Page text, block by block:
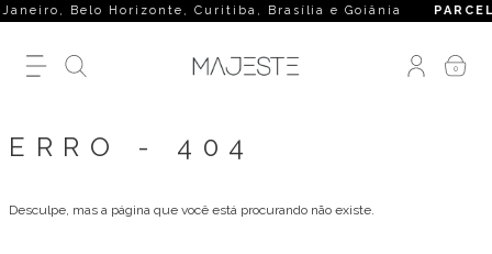
Belo Horizonte, Curitiba, Brasília e Goiânia
0
ERRO - 404
Desculpe, mas a página que você está procurando não existe.